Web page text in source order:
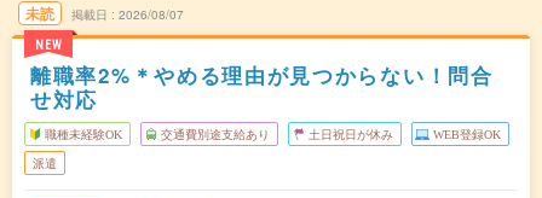
未読
NEW
掲載日 2026/08/07
離職率2%＊やめる理由が見つからない！問合
せ対応
職種未経験OK 交通費別途支給あり 土日祝日が休み WEB登録OK
派遣